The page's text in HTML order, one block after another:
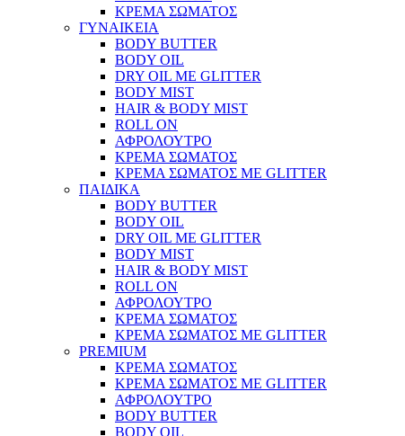
ΚΡΕΜΑ ΣΩΜΑΤΟΣ
ΓΥΝΑΙΚΕΙΑ
BODY BUTTER
BODY OIL
DRY OIL ΜΕ GLITTER
BODY MIST
HAIR & BODY MIST
ROLL ON
ΑΦΡΟΛΟΥΤΡΟ
ΚΡΕΜΑ ΣΩΜΑΤΟΣ
ΚΡΕΜΑ ΣΩΜΑΤΟΣ ΜΕ GLITTER
ΠΑΙΔΙΚΑ
BODY BUTTER
BODY OIL
DRY OIL ΜΕ GLITTER
BODY MIST
HAIR & BODY MIST
ROLL ON
ΑΦΡΟΛΟΥΤΡΟ
ΚΡΕΜΑ ΣΩΜΑΤΟΣ
ΚΡΕΜΑ ΣΩΜΑΤΟΣ ΜΕ GLITTER
PREMIUM
ΚΡΕΜΑ ΣΩΜΑΤΟΣ
ΚΡΕΜΑ ΣΩΜΑΤΟΣ ΜΕ GLITTER
ΑΦΡΟΛΟΥΤΡΟ
BODY BUTTER
BODY OIL